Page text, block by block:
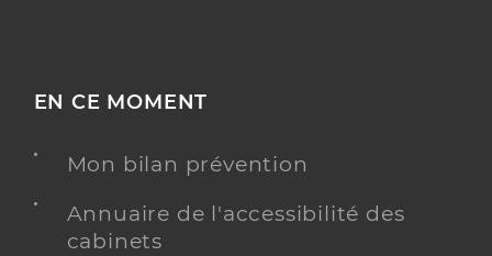
EN CE MOMENT
Mon bilan prévention
Annuaire de l'accessibilité des
cabinets